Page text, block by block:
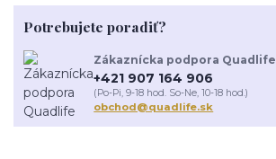
Potrebujete poradiť?
Zákaznícka podpora Quadlife
+421 907 164 906
(Po-Pi, 9-18 hod. So-Ne, 10-18 hod.)
obchod@quadlife.sk